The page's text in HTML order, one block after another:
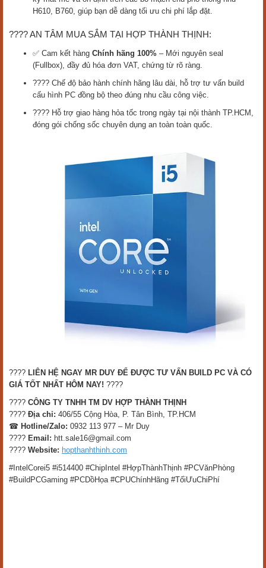
H610, B760, giúp bạn dễ dàng tối ưu chi phí lắp đặt.
???? AN TÂM MUA SẮM TẠI HỢP THÀNH THỊNH:
✅ Cam kết hàng Chính hãng 100% – Mới nguyên seal
(Fullbox), đầy đủ hóa đơn VAT, chứng từ rõ ràng.
????️ Chế độ bảo hành chính hãng lâu dài, hỗ trợ tư vấn build
cấu hình PC đồng bộ theo đúng nhu cầu công việc.
???? Hỗ trợ giao hàng hỏa tốc trong ngày tại nội thành TP.HCM,
đóng gói chống sốc chuyên dụng an toàn toàn quốc.
???? LIÊN HỆ NGAY MR DUY ĐỂ ĐƯỢC TƯ VẤN BUILD PC VÀ CÓ
GIÁ TỐT NHẤT HÔM NAY! ????
???? CÔNG TY TNHH TM DV HỢP THÀNH THỊNH
???? Địa chỉ: 406/55 Cộng Hòa, P. Tân Bình, TP.HCM
☎ Hotline/Zalo: 0932 113 977 – Mr Duy
???? Email: htt.sale16@gmail.com
???? Website: hopthanhthinh.com
#IntelCorei5 #i514400 #ChipIntel #HợpThànhThịnh #PCVănPhòng
#BuildPCGaming #PCDồHọa #CPUChínhHãng #TốiƯuChiPhí